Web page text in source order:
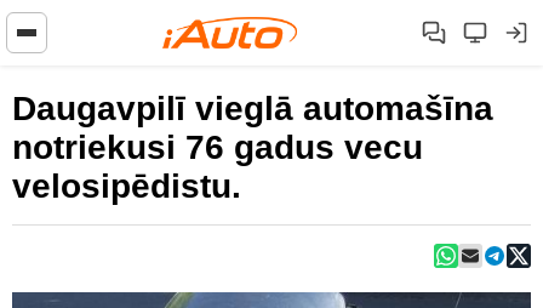
Daugavpilī vieglā automašīna
notriekusi 76 gadus vecu
velosipēdistu.